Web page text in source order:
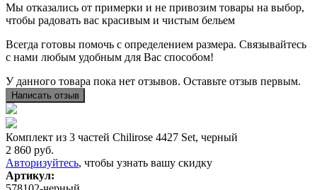
Мы отказались от примерки и не привозим товары на выбор,
чтобы радовать вас красивым и чистым бельем
Всегда готовы помочь с определением размера. Связывайтесь
с нами любым удобным для Вас способом!
У данного товара пока нет отзывов. Оставьте отзыв первым.
Написать отзыв
Комплект из 3 частей Chilirose 4427 Set, черный
2 860 руб.
Авторизуйтесь, чтобы узнать вашу скидку
Артикул: